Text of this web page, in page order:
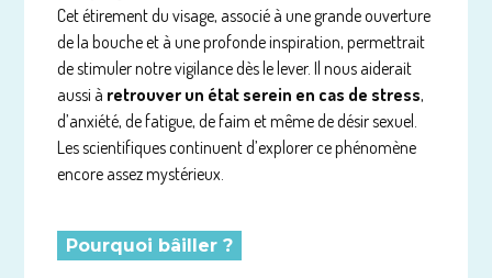
Cet étirement du visage, associé à une grande ouverture
de la bouche et à une profonde inspiration, permettrait
de stimuler notre vigilance dès le lever. Il nous aiderait
aussi à retrouver un état serein en cas de stress,
d’anxiété, de fatigue, de faim et même de désir sexuel.
Les scientifiques continuent d’explorer ce phénomène
encore assez mystérieux.
Pourquoi bâiller ?